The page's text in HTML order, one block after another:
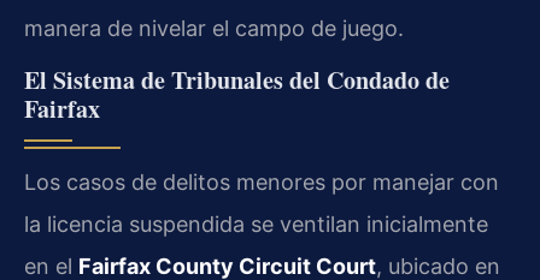
manera de nivelar el campo de juego.
El Sistema de Tribunales del Condado de
Fairfax
Los casos de delitos menores por manejar con
la licencia suspendida se ventilan inicialmente
en el Fairfax County Circuit Court, ubicado en